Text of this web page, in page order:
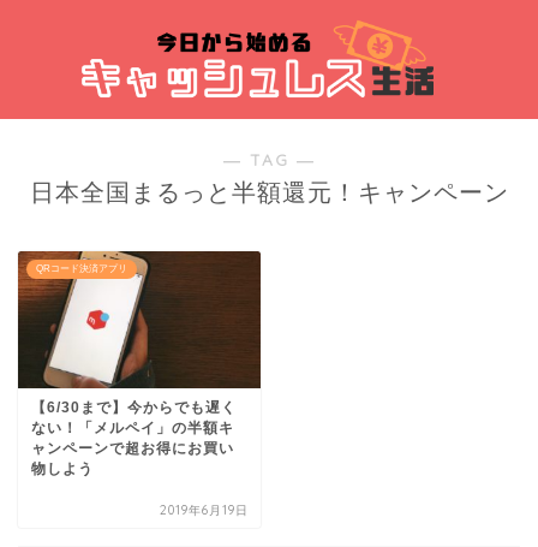
― TAG ―
日本全国まるっと半額還元！キャンペーン
QRコード決済アプリ
【6/30まで】今からでも遅く
ない！「メルペイ」の半額キ
ャンペーンで超お得にお買い
物しよう
2019年6月19日